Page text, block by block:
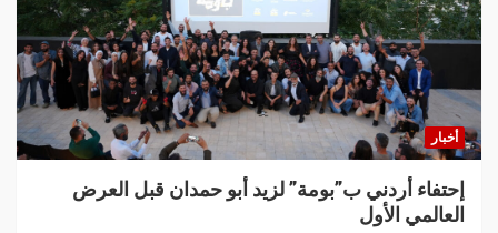
أخبار
إحتفاء أردني ب”بومة” لزيد أبو حمدان قبل العرض
العالمي الأول